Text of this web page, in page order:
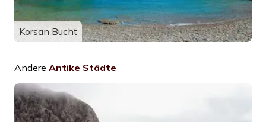
Korsan Bucht
Andere Antike Städte